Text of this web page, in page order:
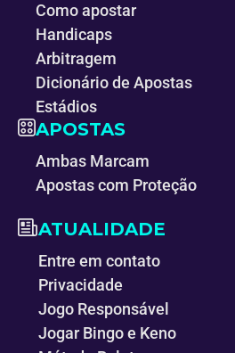
Como apostar
Handicaps
Arbitragem
Dicionário de Apostas
Estádios
APOSTAS
Ambas Marcam
Apostas com Proteção
ATUALIDADE
Entre em contato
Privacidade
Jogo Responsável
Jogar Bingo e Keno